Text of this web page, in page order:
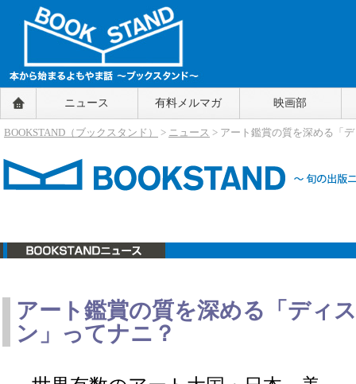
BOOKSTAND（ブックスタンド）
～本から始まるよもやま話～
BOOKSTAND（ブ
ニュース 有料メルマガ 映画部
BOOKSTAND（ブックスタンド） > ニュース > アート鑑賞の質を深める「
アート鑑賞の質を深める「ディ
ン」ってナニ？